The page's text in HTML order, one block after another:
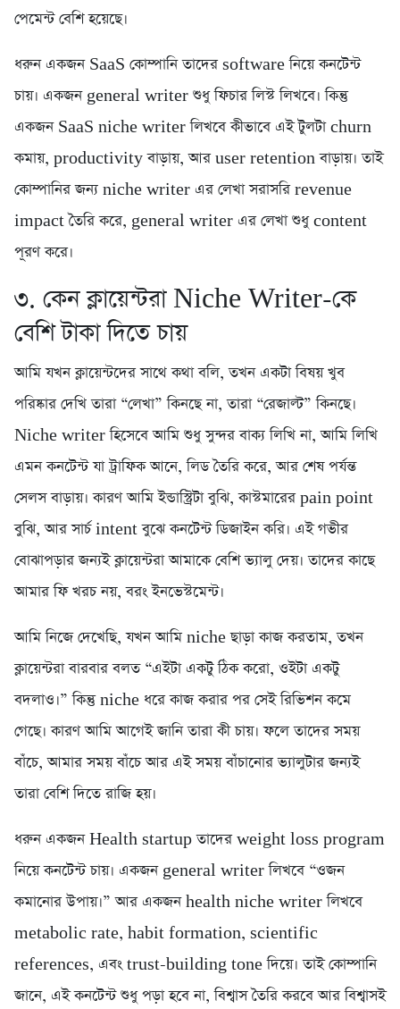
পেমেন্ট বেশি হয়েছে।
ধরুন একজন SaaS কোম্পানি তাদের software নিয়ে কনটেন্ট
চায়। একজন general writer শুধু ফিচার লিস্ট লিখবে। কিন্তু
একজন SaaS niche writer লিখবে কীভাবে এই টুলটা churn
কমায়, productivity বাড়ায়, আর user retention বাড়ায়। তাই
কোম্পানির জন্য niche writer এর লেখা সরাসরি revenue
impact তৈরি করে, general writer এর লেখা শুধু content
পূরণ করে।
৩. কেন ক্লায়েন্টরা Niche Writer-কে
বেশি টাকা দিতে চায়
আমি যখন ক্লায়েন্টদের সাথে কথা বলি, তখন একটা বিষয় খুব
পরিষ্কার দেখি তারা “লেখা” কিনছে না, তারা “রেজাল্ট” কিনছে।
Niche writer হিসেবে আমি শুধু সুন্দর বাক্য লিখি না, আমি লিখি
এমন কনটেন্ট যা ট্রাফিক আনে, লিড তৈরি করে, আর শেষ পর্যন্ত
সেলস বাড়ায়। কারণ আমি ইন্ডাস্ট্রিটা বুঝি, কাস্টমারের pain point
বুঝি, আর সার্চ intent বুঝে কনটেন্ট ডিজাইন করি। এই গভীর
বোঝাপড়ার জন্যই ক্লায়েন্টরা আমাকে বেশি ভ্যালু দেয়। তাদের কাছে
আমার ফি খরচ নয়, বরং ইনভেস্টমেন্ট।
আমি নিজে দেখেছি, যখন আমি niche ছাড়া কাজ করতাম, তখন
ক্লায়েন্টরা বারবার বলত “এইটা একটু ঠিক করো, ওইটা একটু
বদলাও।” কিন্তু niche ধরে কাজ করার পর সেই রিভিশন কমে
গেছে। কারণ আমি আগেই জানি তারা কী চায়। ফলে তাদের সময়
বাঁচে, আমার সময় বাঁচে আর এই সময় বাঁচানোর ভ্যালুটার জন্যই
তারা বেশি দিতে রাজি হয়।
ধরুন একজন Health startup তাদের weight loss program
নিয়ে কনটেন্ট চায়। একজন general writer লিখবে “ওজন
কমানোর উপায়।” আর একজন health niche writer লিখবে
metabolic rate, habit formation, scientific
references, এবং trust-building tone দিয়ে। তাই কোম্পানি
জানে, এই কনটেন্ট শুধু পড়া হবে না, বিশ্বাস তৈরি করবে আর বিশ্বাসই